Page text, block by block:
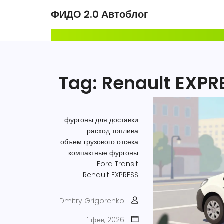
ФИДО 2.0 Автоблог
Tag: Renault
фургоны для доставки
расход топлива
объем грузового отсека
компактные фургоны
Ford Transit
Renault EXPRESS
Dmitry Grigorenko
1 фев, 2026